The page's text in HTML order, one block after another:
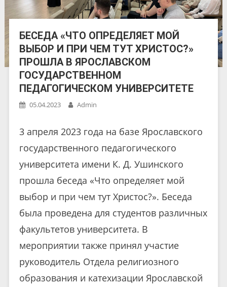
БЕСЕДА «ЧТО ОПРЕДЕЛЯЕТ МОЙ
ВЫБОР И ПРИ ЧЕМ ТУТ ХРИСТОС?»
ПРОШЛА В ЯРОСЛАВСКОМ
ГОСУДАРСТВЕННОМ
ПЕДАГОГИЧЕСКОМ УНИВЕРСИТЕТЕ
05.04.2023 Admin
3 апреля 2023 года на базе Ярославского
государственного педагогического
университета имени К. Д. Ушинского
прошла беседа «Что определяет мой
выбор и при чем тут Христос?». Беседа
была проведена для студентов различных
факультетов университета. В
мероприятии также принял участие
руководитель Отдела религиозного
образования и катехизации Ярославской